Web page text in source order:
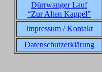
Dürrwanger Lauf
“Zur Alten Kappel”
Impressum / Kontakt
Datenschutzerklärung